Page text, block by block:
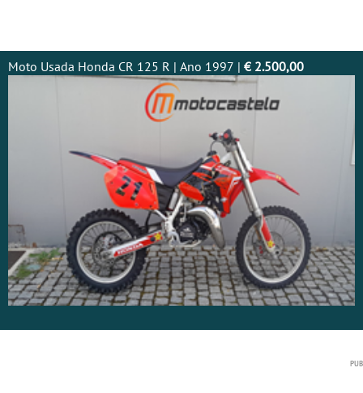
Moto Usada Honda CR 125 R | Ano 1997 | € 2.500,00